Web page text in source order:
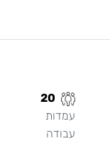
20
עמדות
עבודה